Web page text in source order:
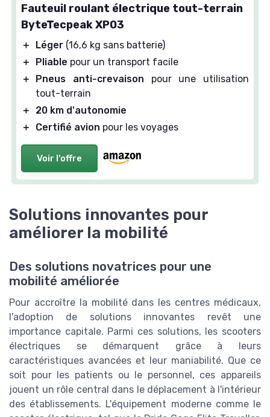
Fauteuil roulant électrique tout-terrain
ByteTecpeak XP03
＋ Léger (16,6 kg sans batterie)
＋
Pliable pour un transport facile
＋
Pneus anti-crevaison pour une utilisation
tout-terrain
＋
20 km d'autonomie
＋
Certifié avion pour les voyages
Voir l'offre
Solutions innovantes pour
améliorer la mobilité
Des solutions novatrices pour une
mobilité améliorée
Pour accroître la mobilité dans les centres médicaux,
l'adoption de solutions innovantes revêt une
importance capitale. Parmi ces solutions, les scooters
électriques se démarquent grâce à leurs
caractéristiques avancées et leur maniabilité. Que ce
soit pour les patients ou le personnel, ces appareils
jouent un rôle central dans le déplacement à l'intérieur
des établissements. L'équipement moderne comme le